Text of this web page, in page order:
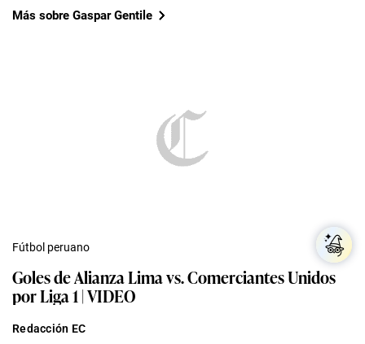
Más sobre Gaspar Gentile
Fútbol peruano
Goles de Alianza Lima vs. Comerciantes Unidos
por Liga 1 | VIDEO
Redacción EC